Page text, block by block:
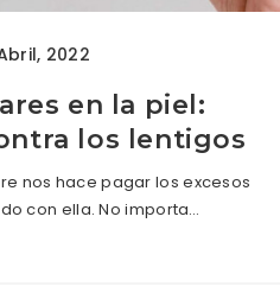
2022
en la piel:
los lentigos
nos hace pagar los excesos
con ella. No importa…